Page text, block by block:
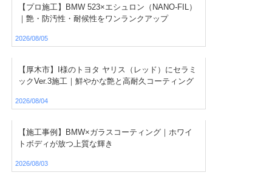
【プロ施工】BMW 523×エシュロン（NANO-FIL）
｜艶・防汚性・耐候性をワンランクアップ
2026/08/05
【厚木市】I様のトヨタ ヤリス（レッド）にセラミ
ックVer.3施工｜鮮やかな艶と高耐久コーティング
2026/08/04
【施工事例】BMW×ガラスコーティング｜ホワイ
トボディが放つ上質な輝き
2026/08/03